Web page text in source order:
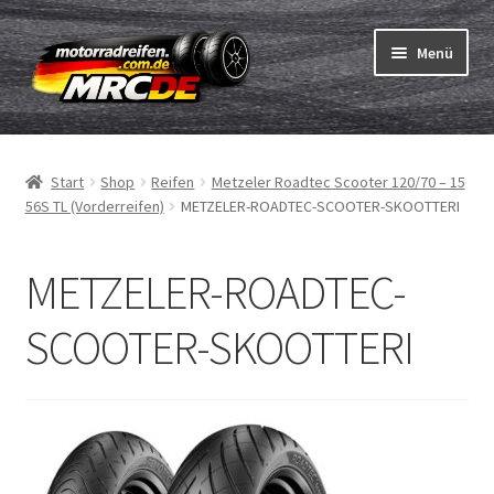
Zur
Navigation
springen
Zum
Inhalt
springen
Menü
Reifen
Schläuche
öffnen
ABC
Reifentest
Kontakt
Start Shop Reifen
Metzeler Roadtec Scooter 120/70 – 15
56S TL (Vorderreifen)
METZELER-ROADTEC-SCOOTER-SKOOTTERI
METZELER-ROADTEC-
SCOOTER-SKOOTTERI